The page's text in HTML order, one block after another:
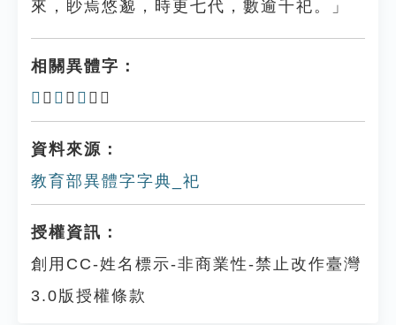
來，眇焉悠邈，時更七代，數逾千祀。」
相關異體字：
𥘰 、 𥙉 、 禩 、𥛴
資料來源：
教育部異體字字典_祀
授權資訊：
創用CC-姓名標示-非商業性-禁止改作臺灣
3.0版授權條款